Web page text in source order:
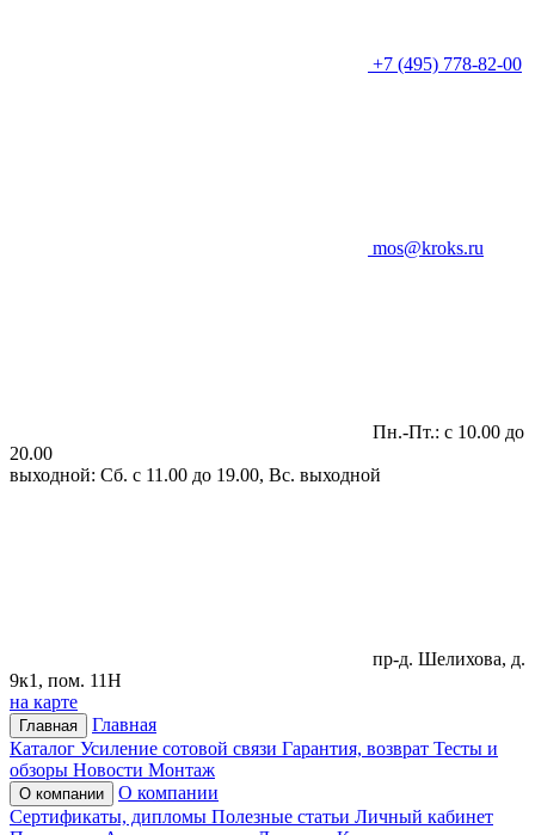
+7 (495) 778-82-00
mos@kroks.ru
Пн.-Пт.: с 10.00 до
20.00
выходной: Сб. с 11.00 до 19.00, Вс. выходной
пр-д. Шелихова, д.
9к1, пом. 11Н
на карте
Главная
Главная
Каталог Усиление сотовой связи Гарантия, возврат Тесты и
обзоры Новости Монтаж
О компании
О компании
Сертификаты, дипломы Полезные статьи Личный кабинет